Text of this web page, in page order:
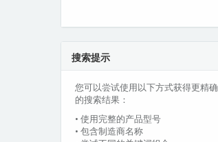
搜索提示
您可以尝试使用以下方式获得更精确
的搜索结果：
• 使用完整的产品型号
• 包含制造商名称